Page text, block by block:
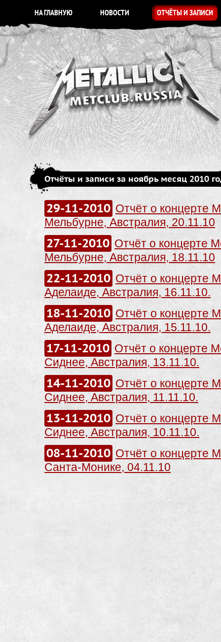
НА ГЛАВНУЮ НОВОСТИ ОТЧЁТЫ И ЗАПИСИ
Отчёты и записи за ноябрь месяц 2010
29-11-2010 Отчёт о концерте
Мельбурне, Австралия, 20.11.10
27-11-2010 Отчёт о концерте
Мельбурне, Австралия, 18.11.10
22-11-2010 Отчёт о концерте
Аделаиде, Австралия, 16.11.10.
18-11-2010 Отчёт о концерте
Аделаиде, Австралия, 15.11.10.
17-11-2010 Отчёт о концерте
Сиднее, Австралия, 13.11.10.
14-11-2010 Отчёт о концерте
Сиднее, Австралия, 11.11.10.
13-11-2010 Отчёт о концерте
Сиднее, Австралия, 10.11.10.
08-11-2010 Отчёт о концерте
Санта-Монике, 04.11.10